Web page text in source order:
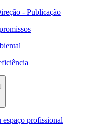
- Publicação
espaço profissional